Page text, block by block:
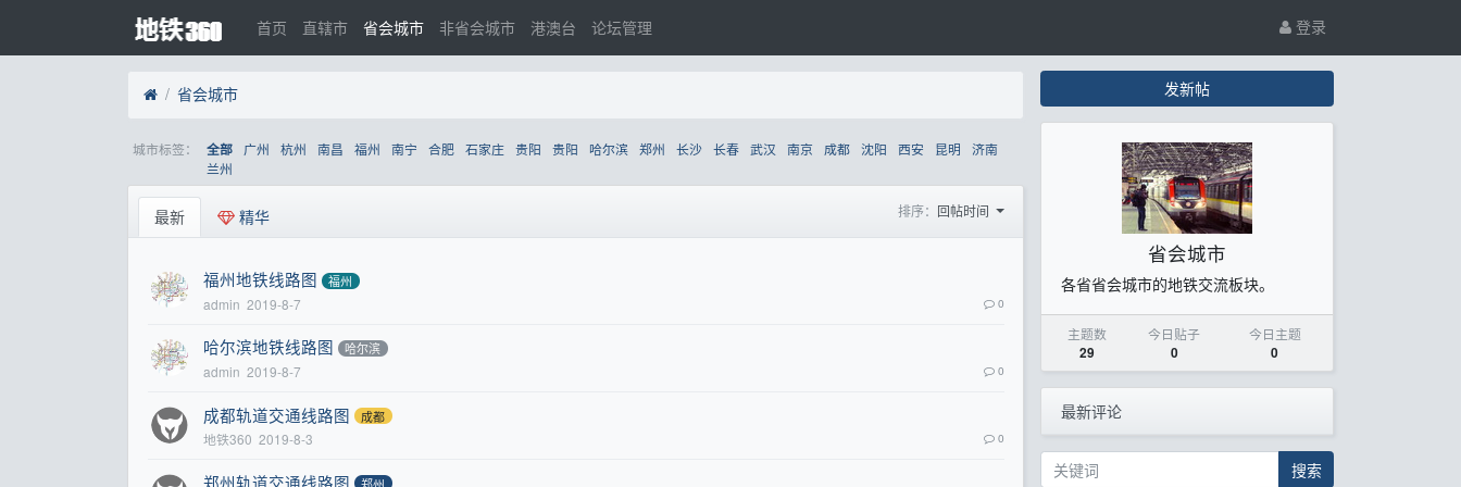
首页 直辖市 省会城市 非省会城市 港澳台 论坛管理 登录
省会城市
城市标签： 全部 广州 杭州 南昌 福州 南宁 合肥 石家庄 贵阳 贵阳 哈尔滨 郑州 长沙 长春 武汉 南京 成都 沈阳 西安 昆明
济南
兰州
最新 精华 排序： 回帖时间
福州地铁线路图 福州
admin 2019-8-7 0
哈尔滨地铁线路图 哈尔滨
admin 2019-8-7 0
成都轨道交通线路图 成都
地铁360 2019-8-3 0
郑州轨道交通线路图 郑州
发新帖
省会城市
各省省会城市的地铁交流板块。
主题数
29
今日贴子
0
今日主题
0
最新评论
搜索